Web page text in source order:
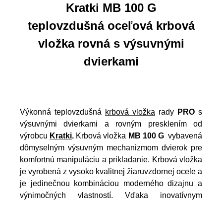
Kratki MB 100 G
teplovzdušná oceľová krbová
vložka rovná s výsuvnými
dvierkami
Výkonná teplovzdušná krbová vložka rady PRO s
výsuvnými dvierkami a rovným presklením od
výrobcu Kratki. Krbová vložka MB 100 G vybavená
dômyselným výsuvným mechanizmom dvierok pre
komfortnú manipuláciu a prikladanie. Krbová vložka
je vyrobená z vysoko kvalitnej žiaruvzdornej ocele a
je jedinečnou kombináciou moderného dizajnu a
výnimočných vlastností. Vďaka inovatívnym